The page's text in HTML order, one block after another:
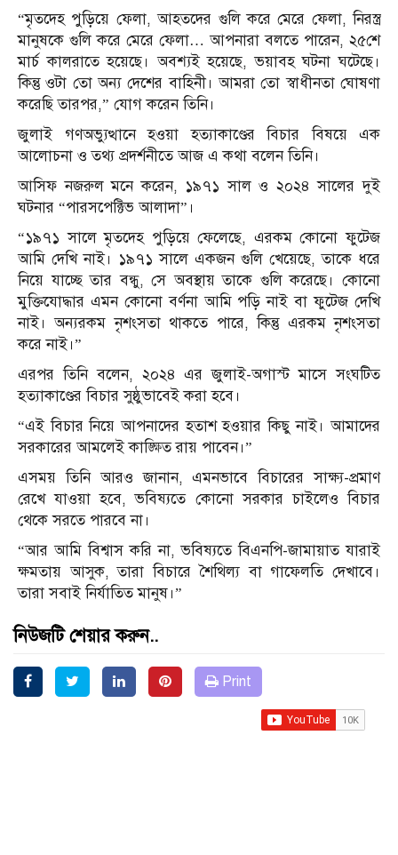
“মৃতদেহ পুড়িয়ে ফেলা, আহতদের গুলি করে মেরে ফেলা, নিরস্ত্র
মানুষকে গুলি করে মেরে ফেলা… আপনারা বলতে পারেন, ২৫শে
মার্চ কালরাতে হয়েছে। অবশ্যই হয়েছে, ভয়াবহ ঘটনা ঘটেছে।
কিন্তু ওটা তো অন্য দেশের বাহিনী। আমরা তো স্বাধীনতা ঘোষণা
করেছি তারপর,” যোগ করেন তিনি।
জুলাই গণঅভ্যুত্থানে হওয়া হত্যাকাণ্ডের বিচার বিষয়ে এক
আলোচনা ও তথ্য প্রদর্শনীতে আজ এ কথা বলেন তিনি।
আসিফ নজরুল মনে করেন, ১৯৭১ সাল ও ২০২৪ সালের দুই
ঘটনার “পারসপেক্টিভ আলাদা”।
“১৯৭১ সালে মৃতদেহ পুড়িয়ে ফেলেছে, এরকম কোনো ফুটেজ
আমি দেখি নাই। ১৯৭১ সালে একজন গুলি খেয়েছে, তাকে ধরে
নিয়ে যাচ্ছে তার বন্ধু, সে অবস্থায় তাকে গুলি করেছে। কোনো
মুক্তিযোদ্ধার এমন কোনো বর্ণনা আমি পড়ি নাই বা ফুটেজ দেখি
নাই। অন্যরকম নৃশংসতা থাকতে পারে, কিন্তু এরকম নৃশংসতা
করে নাই।”
এরপর তিনি বলেন, ২০২৪ এর জুলাই-অগাস্ট মাসে সংঘটিত
হত্যাকাণ্ডের বিচার সুষ্ঠুভাবেই করা হবে।
“এই বিচার নিয়ে আপনাদের হতাশ হওয়ার কিছু নাই। আমাদের
সরকারের আমলেই কাঙ্ক্ষিত রায় পাবেন।”
এসময় তিনি আরও জানান, এমনভাবে বিচারের সাক্ষ্য-প্রমাণ
রেখে যাওয়া হবে, ভবিষ্যতে কোনো সরকার চাইলেও বিচার
থেকে সরতে পারবে না।
“আর আমি বিশ্বাস করি না, ভবিষ্যতে বিএনপি-জামায়াত যারাই
ক্ষমতায় আসুক, তারা বিচারে শৈথিল্য বা গাফেলতি দেখাবে।
তারা সবাই নির্যাতিত মানুষ।”
নিউজটি শেয়ার করুন..
Print